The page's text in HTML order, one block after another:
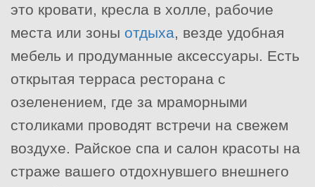
это кровати, кресла в холле, рабочие
места или зоны отдыха, везде удобная
мебель и продуманные аксессуары. Есть
открытая терраса ресторана с
озеленением, где за мраморными
столиками проводят встречи на свежем
воздухе. Райское спа и салон красоты на
страже вашего отдохнувшего внешнего